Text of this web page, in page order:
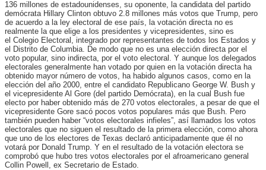
136 millones de estadounidenses, su oponente, la candidata del partido
demócrata Hillary Clinton obtuvo 2.8 millones más votos que Trump, pero
de acuerdo a la ley electoral de ese país, la votación directa no es
realmente la que elige a los presidentes y vicepresidentes, sino es
el Colegio Electoral, integrado por representantes de todos los Estados y
el Distrito de Columbia. De modo que no es una elección directa por el
voto popular, sino indirecta, por el voto electoral. Y aunque los delegados
electorales generalmente han votado por quien en la votación directa ha
obtenido mayor número de votos, ha habido algunos casos, como en la
elección del año 2000, entre el candidato Republicano George W. Bush y
el vicepresidente Al Gore (del partido Demócrata), en la cual Bush fue
electo por haber obtenido más de 270 votos electorales, a pesar de que el
vicepresidente Gore sacó pocos votos populares más que Bush. Pero
también pueden haber “votos electorales infieles”, así llamados los votos
electorales que no siguen el resultado de la primera elección, como ahora
que uno de los electores de Texas declaró anticipadamente que él no
votará por Donald Trump. Y en el resultado de la votación electora se
comprobó que hubo tres votos electorales por el afroamericano general
Collin Powell, ex Secretario de Estado.